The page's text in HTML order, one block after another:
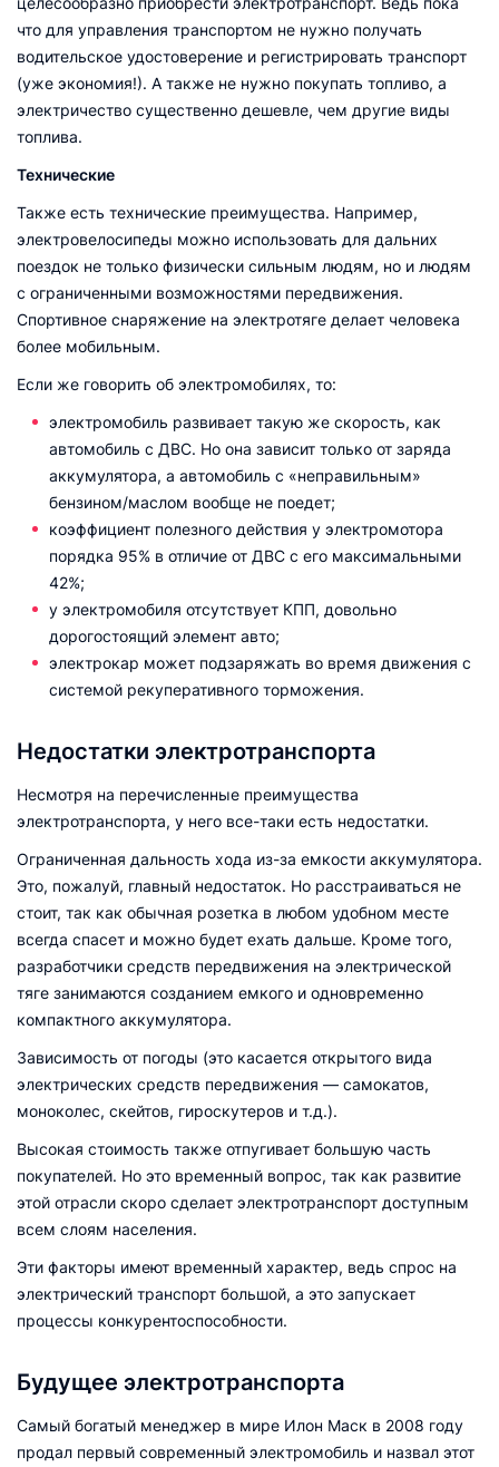
что для управления транспортом не нужно получать
водительское удостоверение и регистрировать транспорт
(уже экономия!). А также не нужно покупать топливо, а
электричество существенно дешевле, чем другие виды
топлива.
Технические
Также есть технические преимущества. Например,
электровелосипеды можно использовать для дальних
поездок не только физически сильным людям, но и людям
с ограниченными возможностями передвижения.
Спортивное снаряжение на электротяге делает человека
более мобильным.
Если же говорить об электромобилях, то:
электромобиль развивает такую же скорость, как
автомобиль с ДВС. Но она зависит только от заряда
аккумулятора, а автомобиль с «неправильным»
бензином/маслом вообще не поедет;
коэффициент полезного действия у электромотора
порядка 95% в отличие от ДВС с его максимальными
42%;
у электромобиля отсутствует КПП, довольно
дорогостоящий элемент авто;
электрокар может подзаряжать во время движения с
системой рекуперативного торможения.
Недостатки электротранспорта
Несмотря на перечисленные преимущества
электротранспорта, у него все-таки есть недостатки.
Ограниченная дальность хода из-за емкости аккумулятора.
Это, пожалуй, главный недостаток. Но расстраиваться не
стоит, так как обычная розетка в любом удобном месте
всегда спасет и можно будет ехать дальше. Кроме того,
разработчики средств передвижения на электрической
тяге занимаются созданием емкого и одновременно
компактного аккумулятора.
Зависимость от погоды (это касается открытого вида
электрических средств передвижения — самокатов,
моноколес, скейтов, гироскутеров и т.д.).
Высокая стоимость также отпугивает большую часть
покупателей. Но это временный вопрос, так как развитие
этой отрасли скоро сделает электротранспорт доступным
всем слоям населения.
Эти факторы имеют временный характер, ведь спрос на
электрический транспорт большой, а это запускает
процессы конкурентоспособности.
Будущее электротранспорта
Самый богатый менеджер в мире Илон Маск в 2008 году
продал первый современный электромобиль и назвал этот